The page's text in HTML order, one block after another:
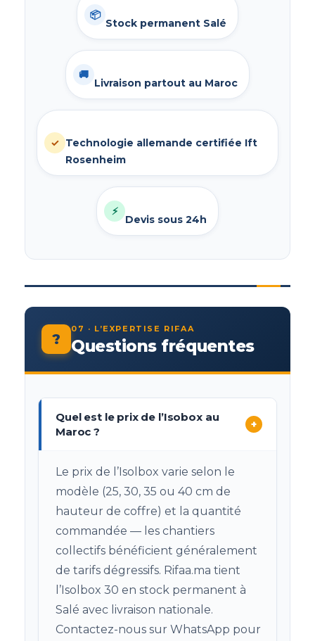
📦
Stock permanent Salé
🚚
Livraison partout au Maroc
✓ Technologie allemande certifiée Ift
Rosenheim
⚡
Devis sous 24h
?
07 · L’EXPERTISE RIFAA
Questions fréquentes
Quel est le prix de l’Isobox au
Maroc ?
+
Le prix de l’Isolbox varie selon le
modèle (25, 30, 35 ou 40 cm de
hauteur de coffre) et la quantité
commandée — les chantiers
collectifs bénéficient généralement
de tarifs dégressifs. Rifaa.ma tient
l’Isolbox 30 en stock permanent à
Salé avec livraison nationale.
Contactez-nous sur WhatsApp pour